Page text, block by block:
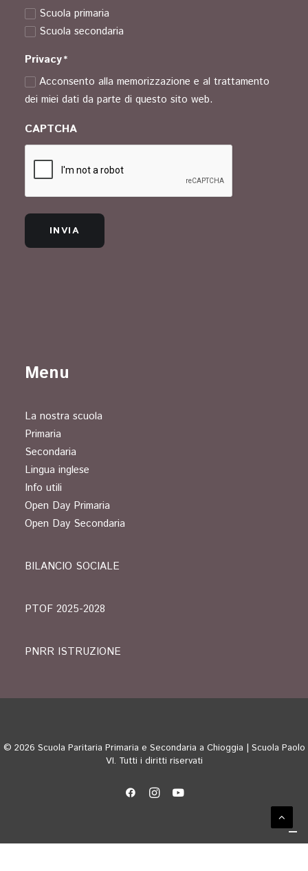
Scuola primaria
Scuola secondaria
Privacy*
Acconsento alla memorizzazione e al trattamento
dei miei dati da parte di questo sito web.
CAPTCHA
INVIA
Menu
La nostra scuola
Primaria
Secondaria
Lingua inglese
Info utili
Open Day Primaria
Open Day Secondaria
BILANCIO SOCIALE
PTOF 2025-2028
PNRR ISTRUZIONE
© 2026 Scuola Paritaria Primaria e Secondaria a Chioggia | Scuola Paolo
VI. Tutti i diritti riservati